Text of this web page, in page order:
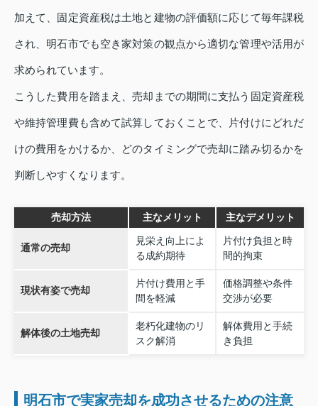
加えて、固定資産税は土地と建物の評価額に応じて毎年課税
され、明石市でも空き家対策の観点から適切な管理や活用が
求められています。
こうした費用を踏まえ、売却までの期間に支払う固定資産税
や維持管理費も含めて試算しておくことで、片付けにどれだ
けの費用をかけるか、どのタイミングで売却に踏み切るかを
判断しやすくなります。
売却方法 主なメリット 主なデメリット
通常の売却
見栄え向上によ
る成約期待
片付け負担と時
間的拘束
現状有姿で売却
片付け費用と手
間を軽減
価格調整や条件
交渉が必要
解体後の土地売却
老朽化建物のリ
スク解消
解体費用と手続
き負担
明石市で実家売却を成功させるための注意